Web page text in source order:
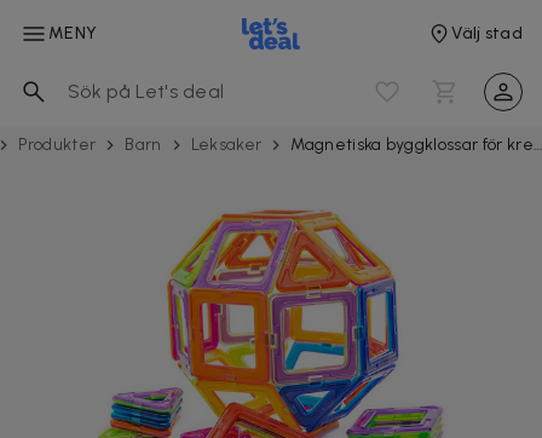
MENY Välj stad
Produkter Barn Leksaker Magnetiska byggklossar för kreativ lek 40-delar